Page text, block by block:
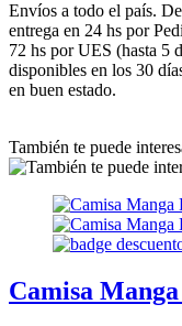
Envíos a todo el país.
entrega en 24 hs por
72 hs por UES (hasta 5
disponibles en los 30
en buen estado.
También te puede
Camisa